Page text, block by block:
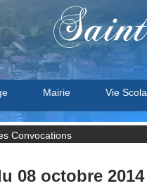
Mairie Vie
Convocations
08 octobre 2014